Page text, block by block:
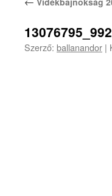
Szerző: ballanandor |